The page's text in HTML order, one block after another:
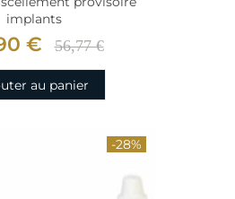
implants
€ 56,77 €
au panier
-28%